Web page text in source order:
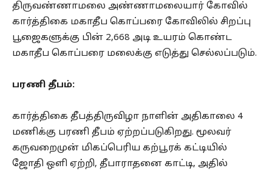
திருவண்ணாமலை அண்ணாமலையார் கோவில்
கார்த்திகை மகாதீப கொப்பரை கோவிலில் சிறப்பு
பூஜைகளுக்கு பின் 2,668 அடி உயரம் கொண்ட
மகாதீப கொப்பரை மலைக்கு எடுத்து செல்லப்படும்.
பரணி தீபம்:
கார்த்திகை தீபத்திருவிழா நாளின் அதிகாலை 4
மணிக்கு பரணி தீபம் ஏற்றப்படுகிறது. மூலவர்
கருவறைமுன் மிகப்பெரிய கற்பூரக் கட்டியில்
ஜோதி ஒளி ஏற்றி, தீபாராதனை காட்டி, அதில்